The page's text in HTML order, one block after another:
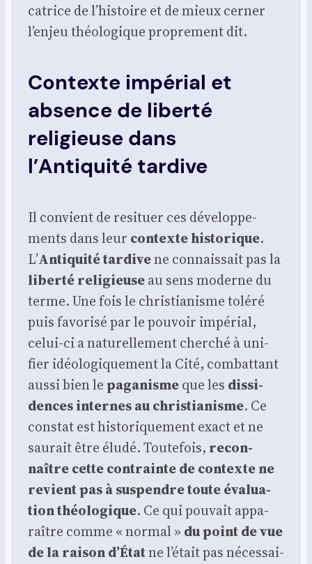
ca­trice de l’histoire et de mieux cer­ner
l’enjeu théo­lo­gique pro­pre­ment dit.
Contexte impérial et
absence de liberté
religieuse dans
l’Antiquité tardive
Il convient de resi­tuer ces déve­lop­pe­
ments dans leur contexte his­to­rique.
L’Anti­qui­té tar­divene connais­sait pas la
liber­té reli­gieuseau sens moderne du
terme. Une fois le chris­tia­nisme tolé­ré
puis favo­ri­sé par le pou­voir impé­rial,
celui-ci a natu­rel­le­ment cher­ché à uni­
fier idéo­lo­gi­que­ment la Cité, com­bat­tant
aus­si bien lepaga­nismeque les dis­si­
dences internes au chris­tia­nisme. Ce
constat est his­to­ri­que­ment exact et ne
sau­rait être élu­dé. Tou­te­fois, recon­
naître cette contrainte de contexte ne
revient pas à sus­pendre toute éva­lua­
tion théo­lo­gique. Ce qui pou­vait appa­
raître comme « nor­mal » du point de vue
de la rai­son d’Étatne l’était pas néces­sai­